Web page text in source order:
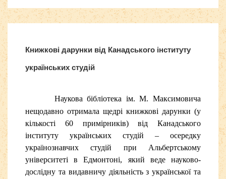
Книжкові дарунки від Канадського інституту
українських студій
Наукова бібліотека ім. М. Максимовича
нещодавно отримала щедрі книжкові дарунки (у
кількості 60 примірників) від Канадського
інституту українських студій – осередку
українознавчих студій при Альбертському
університеті в Едмонтоні, який веде науково-
дослідну та видавничу діяльність з української та